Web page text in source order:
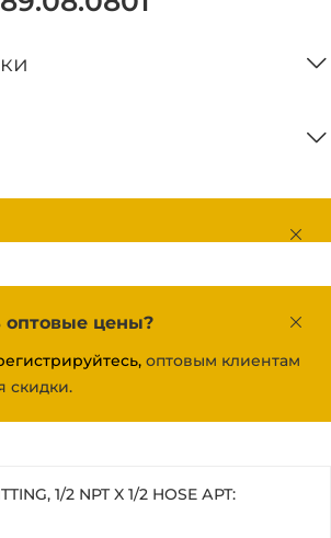
оптовые цены?
оптовым клиентам
скидки.
1/2 NPT X 1/2 HOSE АРТ: